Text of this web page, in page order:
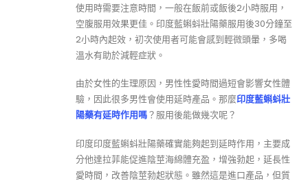
使用時需要注意時間，一般在飯前或飯後2小時服用，
空腹服用效果更佳。印度藍蝌蚪壯陽藥服用後30分鐘至
2小時內起效，初次使用者可能會感到輕微頭暈，多喝
溫水有助於減輕症狀。
由於女性的生理原因，男性性愛時間過短會影響女性體
驗，因此很多男性會使用延時產品。那麼印度藍蝌蚪壯
陽藥有延時作用嗎？服用後能做幾次呢？
印度印度藍蝌蚪壯陽藥確實能夠起到延時作用，主要成
分他達拉菲能促進陰莖海綿體充盈，增強勃起，延長性
愛時間，改善陰莖勃起狀態。雖然這是進口產品，但質